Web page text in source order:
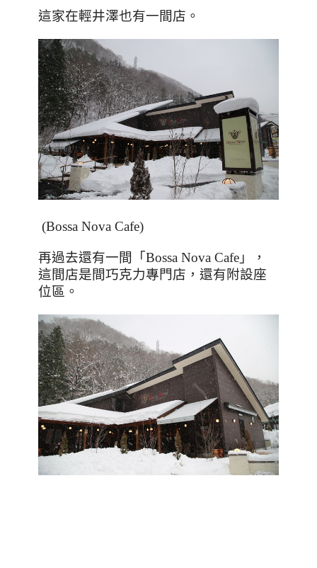
這家在輕井澤也有一間店。
(Bossa Nova Cafe)
再過去還有一間「Bossa Nova Cafe 」，
這間店是間巧克力專門店，還有附設座
位區。